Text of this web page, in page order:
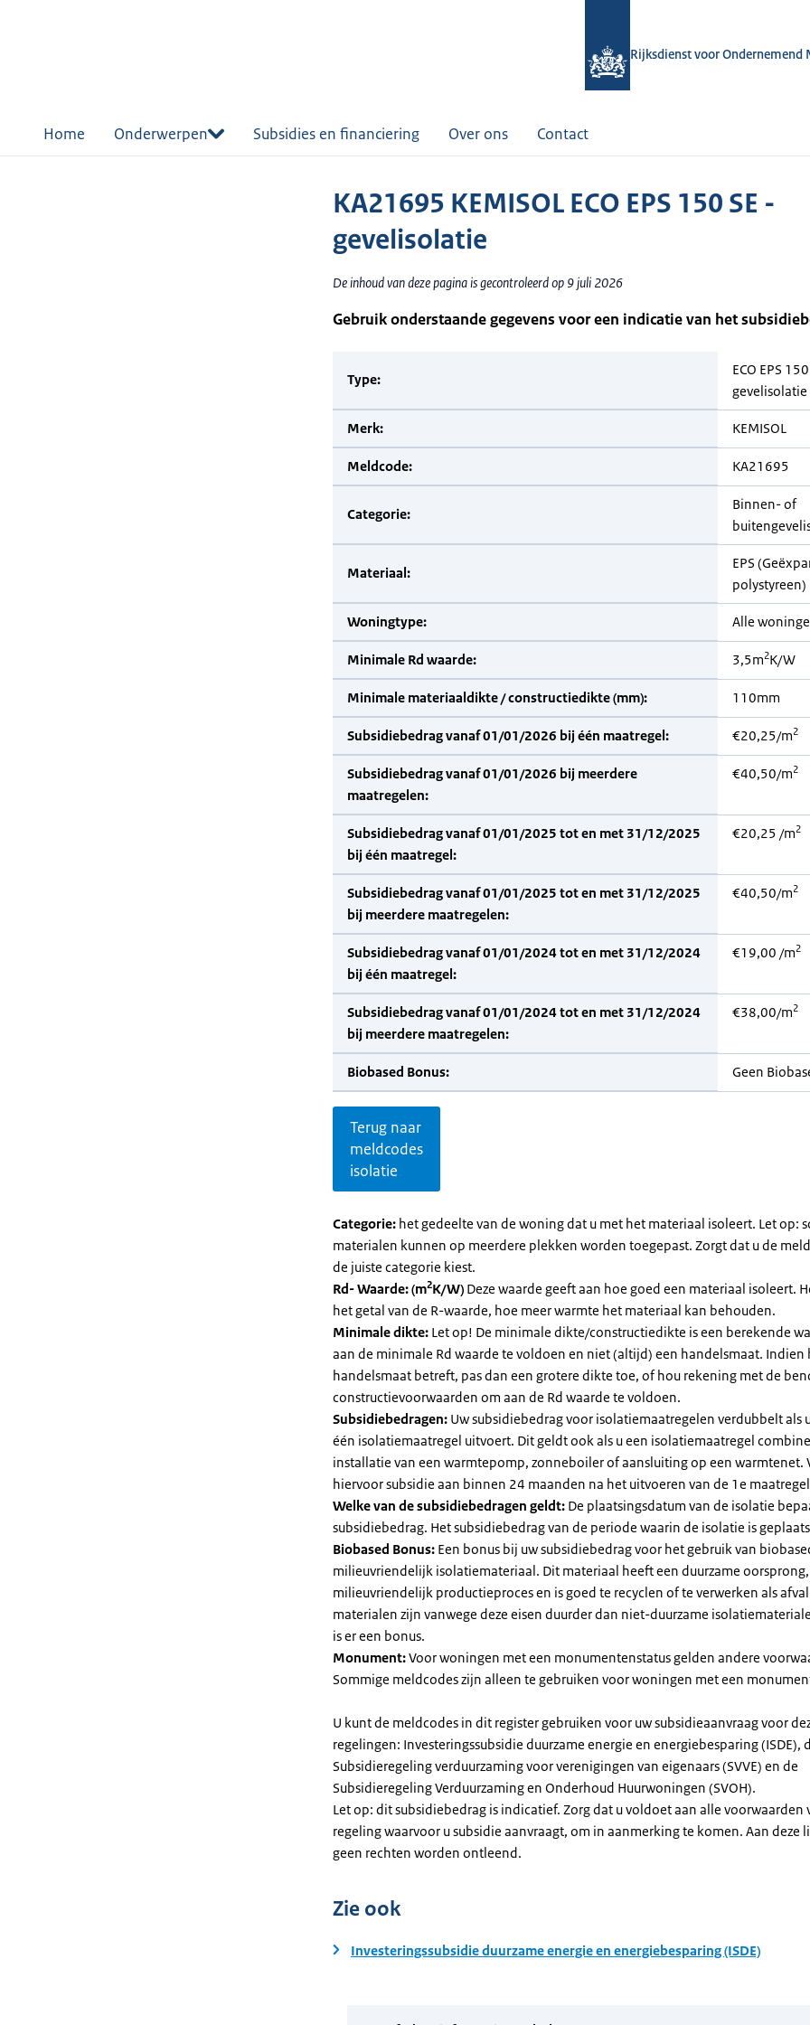
Rijksdienst voor Ondernemend
Home Onderwerpen Subsidies en financiering Over ons Contact
KA21695 KEMISOL ECO EPS 150 SE -
gevelisolatie
De inhoud van deze pagina is gecontroleerd op 9 juli 2026
Gebruik onderstaande gegevens voor een indicatie van het
Type:
ECO EPS
gevelisolatie
Merk: KEMISOL
Meldcode: KA21695
Categorie:
Binnen- of
Materiaal:
EPS
polystyreen)
Woningtype: Alle
Minimale Rd waarde: 3,5m2K/W
Minimale materiaaldikte / constructiedikte (mm): 110mm
Subsidiebedrag vanaf 01/01/2026 bij één maatregel: €20,25/m2
Subsidiebedrag vanaf 01/01/2026 bij meerdere
maatregelen:
€40,50/m2
Subsidiebedrag vanaf 01/01/2025 tot en met 31/12/2025
bij één maatregel:
€20,25 /m2
Subsidiebedrag vanaf 01/01/2025 tot en met 31/12/2025
bij meerdere maatregelen:
€40,50/m2
Subsidiebedrag vanaf 01/01/2024 tot en met 31/12/2024
bij één maatregel:
€19,00 /m2
Subsidiebedrag vanaf 01/01/2024 tot en met 31/12/2024
bij meerdere maatregelen:
€38,00/m2
Biobased Bonus: Geen
Terug naar
meldcodes
isolatie
Categorie: het gedeelte van de woning dat u met het materiaal isoleert. Let op:
materialen kunnen op meerdere plekken worden toegepast. Zorgt dat u de
de juiste categorie kiest.
Rd- Waarde: (m2K/W) Deze waarde geeft aan hoe goed een materiaal isoleert.
het getal van de R-waarde, hoe meer warmte het materiaal kan behouden.
Minimale dikte: Let op! De minimale dikte/constructiedikte is een berekende
aan de minimale Rd waarde te voldoen en niet (altijd) een handelsmaat. Indien
handelsmaat betreft, pas dan een grotere dikte toe, of hou rekening met de
constructievoorwaarden om aan de Rd waarde te voldoen.
Subsidiebedragen: Uw subsidiebedrag voor isolatiemaatregelen verdubbelt als
één isolatiemaatregel uitvoert. Dit geldt ook als u een isolatiemaatregel
installatie van een warmtepomp, zonneboiler of aansluiting op een warmtenet.
hiervoor subsidie aan binnen 24 maanden na het uitvoeren van de 1e
Welke van de subsidiebedragen geldt: De plaatsingsdatum van de isolatie
subsidiebedrag. Het subsidiebedrag van de periode waarin de isolatie is
Biobased Bonus: Een bonus bij uw subsidiebedrag voor het gebruik van
milieuvriendelijk isolatiemateriaal. Dit materiaal heeft een duurzame oorsprong,
milieuvriendelijk productieproces en is goed te recyclen of te verwerken als
materialen zijn vanwege deze eisen duurder dan niet-duurzame
is er een bonus.
Monument:Voor woningen met een monumentenstatus gelden andere
Sommige meldcodes zijn alleen te gebruiken voor woningen met een
U kunt de meldcodes in dit register gebruiken voor uw subsidieaanvraag voor
regelingen: Investeringssubsidie duurzame energie en energiebesparing (ISDE),
Subsidieregeling verduurzaming voor verenigingen van eigenaars (SVVE) en de
Subsidieregeling Verduurzaming en Onderhoud Huurwoningen (SVOH).
Let op: dit subsidiebedrag is indicatief. Zorg dat u voldoet aan alle voorwaarden
regeling waarvoor u subsidie aanvraagt, om in aanmerking te komen. Aan deze
geen rechten worden ontleend.
Zie ook
Investeringssubsidie duurzame energie en energiebesparing (ISDE)